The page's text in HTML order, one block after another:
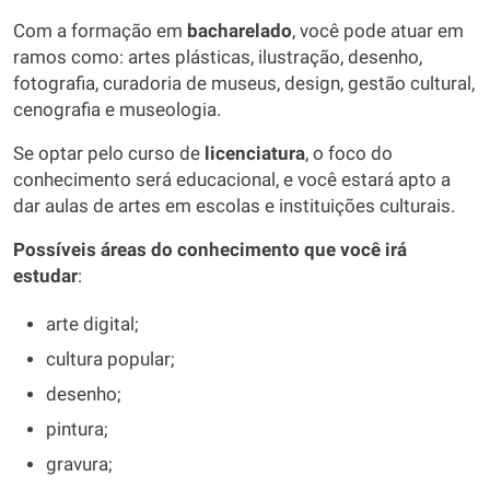
Com a formação em bacharelado, você pode atuar em
ramos como: artes plásticas, ilustração, desenho,
fotografia, curadoria de museus, design, gestão cultural,
cenografia e museologia.
Se optar pelo curso de licenciatura, o foco do
conhecimento será educacional, e você estará apto a
dar aulas de artes em escolas e instituições culturais.
Possíveis áreas do conhecimento que você irá
estudar:
arte digital;
cultura popular;
desenho;
pintura;
gravura;